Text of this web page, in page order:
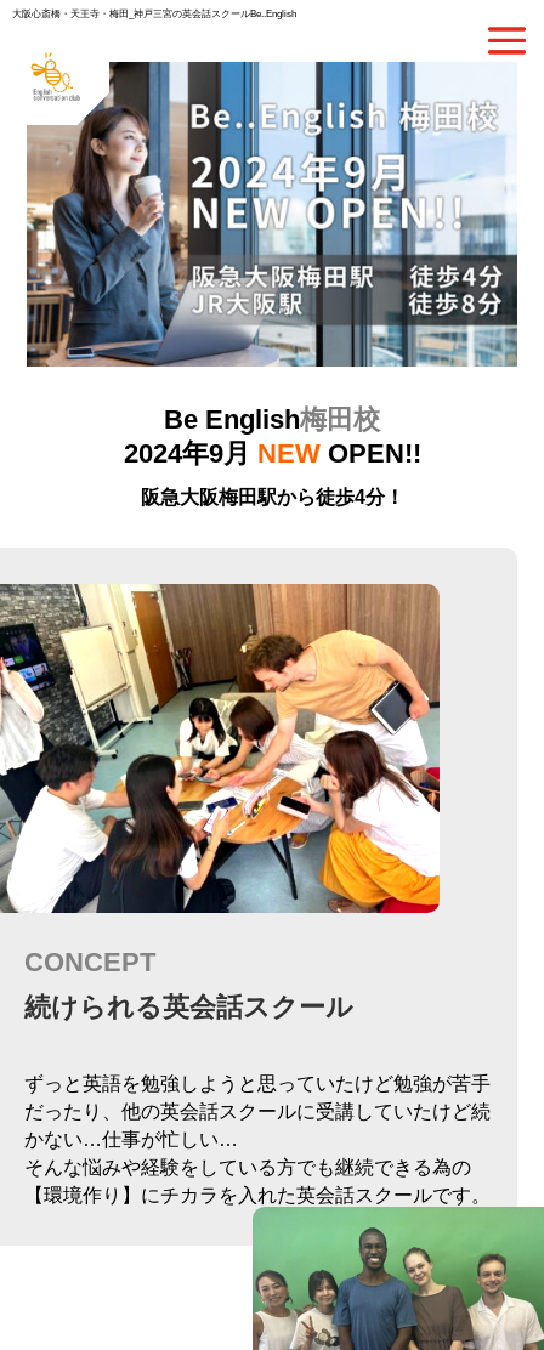
大阪心斎橋・天王寺・梅田_神戸三宮の英会話スクールBe..English
Be English梅田校
2024年9月 NEWOPEN!!
阪急大阪梅田駅から徒歩4分！
CONCEPT
続けられる英会話スクール
ずっと英語を勉強しようと思っていたけど勉強が苦手
だったり、他の英会話スクールに受講していたけど続
かない…仕事が忙しい…
そんな悩みや経験をしている方でも継続できる為の
【環境作り】にチカラを入れた英会話スクールです。